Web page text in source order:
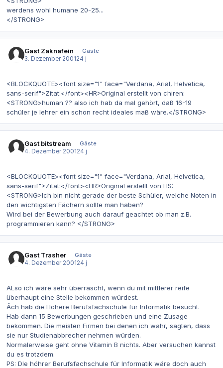
werdens wohl humane 20-25...
</STRONG>
Gast Zaknafein
Gäste
3. Dezember 2001 24 j
<BLOCKQUOTE><font size="1" face="Verdana, Arial, Helvetica,
sans-serif">Zitat:</font><HR>Original erstellt von chiren:
<STRONG>human ?? also ich hab da mal gehört, daß 16-19
schüler je lehrer ein schon recht ideales maß wäre.</STRONG>
Gast bitstream
Gäste
4. Dezember 2001 24 j
<BLOCKQUOTE><font size="1" face="Verdana, Arial, Helvetica,
sans-serif">Zitat:</font><HR>Original erstellt von HS:
<STRONG>Ich bin nicht gerade der beste Schüler, welche Noten in
den wichtigsten Fächern sollte man haben?
Wird bei der Bewerbung auch darauf geachtet ob man z.B.
programmieren kann? </STRONG>
Gast Trasher
Gäste
4. Dezember 2001 24 j
ALso ich wäre sehr überrascht, wenn du mit mittlerer reife
überhaupt eine Stelle bekommen würdest.
Ãch hab die Höhere Berufsfachschule für Informatik besucht.
Hab dann 15 Bewerbungen geschrieben und eine Zusage
bekommen. Die meisten Firmen bei denen ich wahr, sagten, dass
sie nur Studienabbrecher nehmen würden.
Normalerweise geht ohne Vitamin B nichts. Aber versuchen kannst
du es trotzdem.
PS: DIe höhrer Berufsfachschule für Informatik wäre doch auch